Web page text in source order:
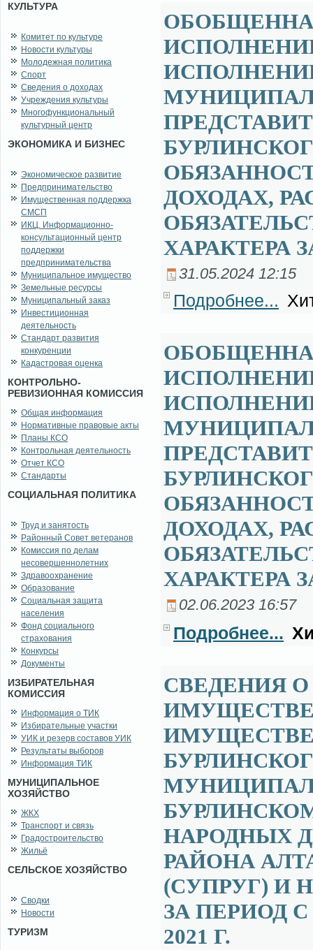
КУЛЬТУРА
Комитет по культуре
Новости культуры
Молодежная политика
Спорт
Сведения о доходах
Учреждения культуры
Многофункциональный
культурный центр
ЭКОНОМИКА И БИЗНЕС
Экономическое развитие
Предпринимательство
Имущественная поддержка
СМСП
ИКЦ. Информационно-
консультационный центр
поддержки
предпринимательства
Муниципальное имущество
Земельные ресурсы
Муниципальный заказ
Инвестиционная
деятельность
Стандарт развития
конкуренции
Кадастровая оценка
КОНТРОЛЬНО-
РЕВИЗИОННАЯ КОМИССИЯ
Общая информация
Нормативные правовые акты
Планы КСО
Контрольная деятельность
Отчет КСО
Стандарты
СОЦИАЛЬНАЯ ПОЛИТИКА
Труд и занятость
Районный Совет ветеранов
Комиссия по делам
несовершеннолетних
Здравоохранение
Образование
Социальная защита
населения
Фонд социального
страхования
Конкурсы
Документы
ИЗБИРАТЕЛЬНАЯ
КОМИССИЯ
Информация о ТИК
Избирательные участки
УИК и резерв составов УИК
Результаты выборов
Информация ТИК
МУНИЦИПАЛЬНОЕ
ХОЗЯЙСТВО
ЖКХ
Транспорт и связь
Градостроительство
Жильё
СЕЛЬСКОЕ ХОЗЯЙСТВО
Сводки
Новости
ТУРИЗМ
ДОХОДАХ,
ХАРАКТЕРА
31.05.2024 12:15
Подробнее...
ДОХОДАХ,
ХАРАКТЕРА
02.06.2023 16:57
Подробнее...
СВЕДЕНИЯ О
ИМУЩЕСТВЕ
НАРОДНЫХ
РАЙОНА
(СУПРУГ) И
ЗА ПЕРИОД С
2021 Г.